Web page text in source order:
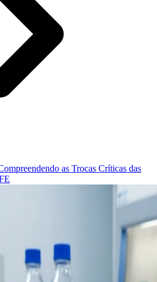
as Trocas Críticas das